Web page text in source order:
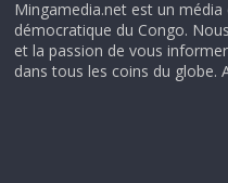
Mingamedia.net est un média
démocratique du Congo.
et la passion de vous
dans tous les coins du globe.